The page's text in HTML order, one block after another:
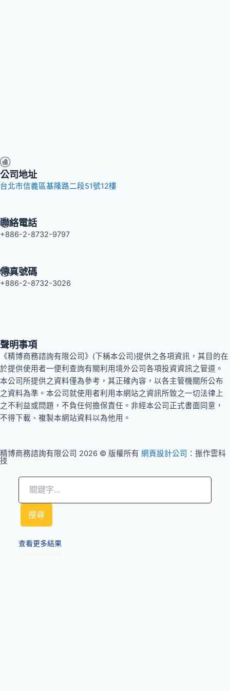
公司地址
台北市信義區基隆路二段51號12樓
聯絡電話
+886-2-8732-9797
傳真號碼
+886-2-8732-3026
聲明事項
《精博商務諮詢有限公司》(下稱本公司)提供之各項資訊，其目的在
於提供使用者一便利查詢有關利用境外公司各項投資資訊之管道。
本公司所提供之資料僅為參考，其正確內容，以各主管機關所公布
之資料為準。本公司就使用者利用本網站之資訊所致之一切法律上
之不利益或問題，不負任何擔保責任。非經本公司正式書面同意，
不得下載、複製本網站資料以為他用。
精博商務諮詢有限公司 2026 © 版權所有 網頁設計公司 ：振作雲科
技
Search
搜尋
查看更多結果